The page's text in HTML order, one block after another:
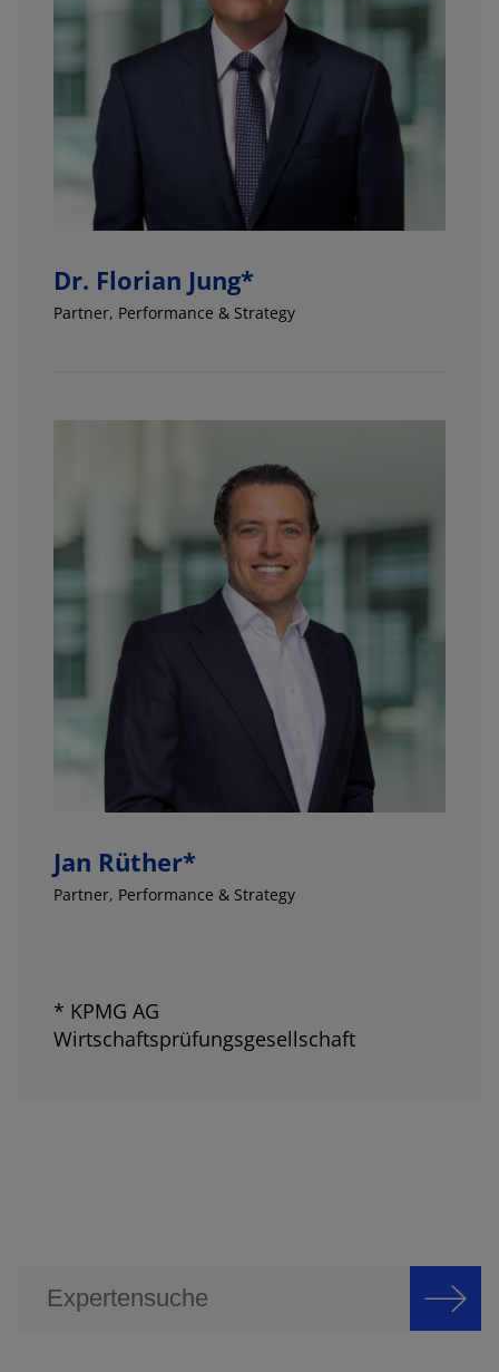
Dr. Florian Jung*
Partner, Performance & Strategy
Jan Rüther*
Partner, Performance & Strategy
* KPMG AG
Wirtschaftsprüfungsgesellschaft